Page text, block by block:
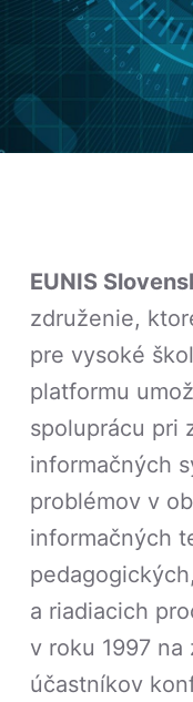
EUNIS
združenie,
pre vysoké
platformu
spoluprácu pri
informačných
problémov v
informačných
a riadiacich
v roku 1997 na
účastníkov